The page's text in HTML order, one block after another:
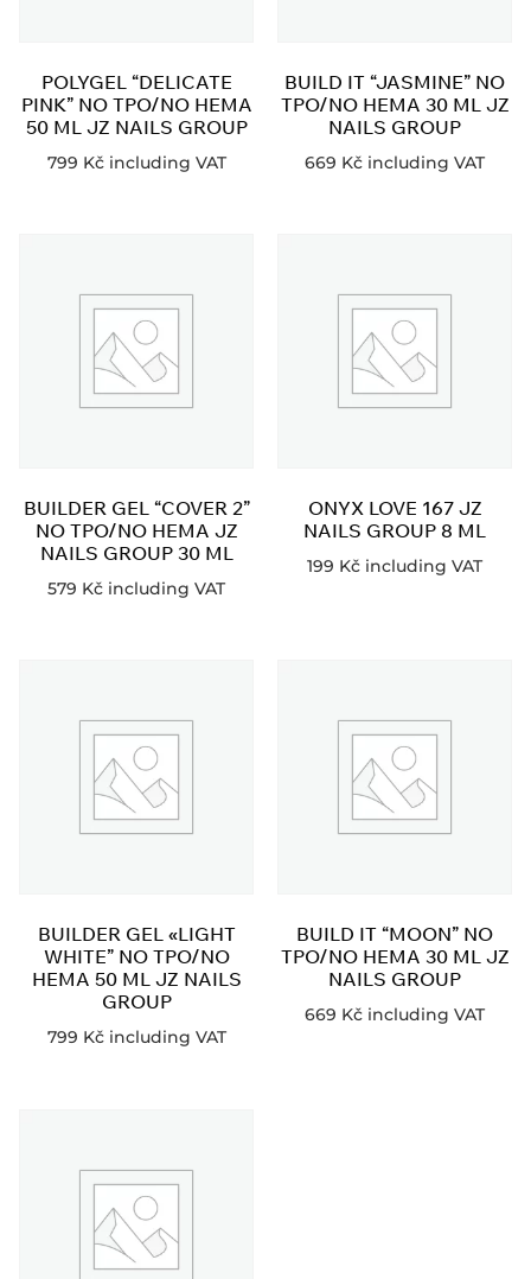
POLYGEL “DELICATE
PINK” NO TPO/NO HEMA
50 ML JZ NAILS GROUP
799 Kč including VAT
BUILD IT “JASMINE” NO
TPO/NO HEMA 30 ML JZ
NAILS GROUP
669 Kč including VAT
BUILDER GEL “COVER 2”
NO TPO/NO HEMA JZ
NAILS GROUP 30 ML
579 Kč including VAT
ONYX LOVE 167 JZ
NAILS GROUP 8 ML
199 Kč including VAT
BUILDER GEL «LIGHT
WHITE” NO TPO/NO
HEMA 50 ML JZ NAILS
GROUP
799 Kč including VAT
BUILD IT “MOON” NO
TPO/NO HEMA 30 ML JZ
NAILS GROUP
669 Kč including VAT